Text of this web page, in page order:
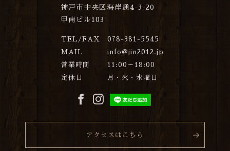
神戸市中央区海岸通4-3-20
甲南ビル103
TEL/FAX
078-381-5545
MAIL
info@jin2012.jp
営業時間
11:00～18:00
定休日
月・火・水曜日
アクセスはこちら